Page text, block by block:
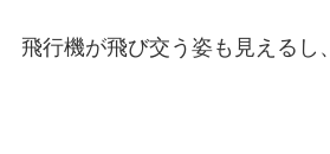
飛行機が飛び交う姿も見えるし、